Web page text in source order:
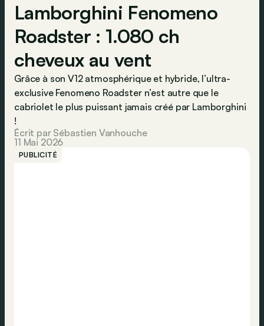
Lamborghini Fenomeno
Roadster : 1.080 ch
cheveux au vent
Grâce à son V12 atmosphérique et hybride, l’ultra-
exclusive Fenomeno Roadster n’est autre que le
cabriolet le plus puissant jamais créé par Lamborghini
!
Écrit par Sébastien Vanhouche
11 Mai 2026
PUBLICITÉ